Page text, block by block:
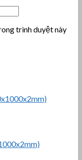
trình duyệt này